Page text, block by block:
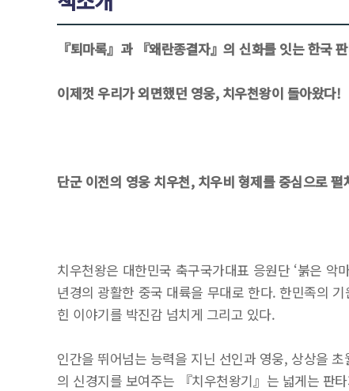
『퇴마록』과 『왜란종결자』의 신화를 잇는 한국
이제껏 우리가 외면했던 영웅, 치우천왕이 돌아왔다!
단군 이전의 영웅 치우천, 치우비 형제를 중심으로
치우천왕은 대한민국 축구국가대표 응원단 ‘붉은
년경의 광활한 중국 대륙을 무대로 한다. 한민족의
힌 이야기를 박진감 넘치게 그리고 있다.
인간을 뛰어넘는 능력을 지닌 선인과 영웅, 상상을
의 신경지를 보여주는 『치우천왕기』는 넓게는 판